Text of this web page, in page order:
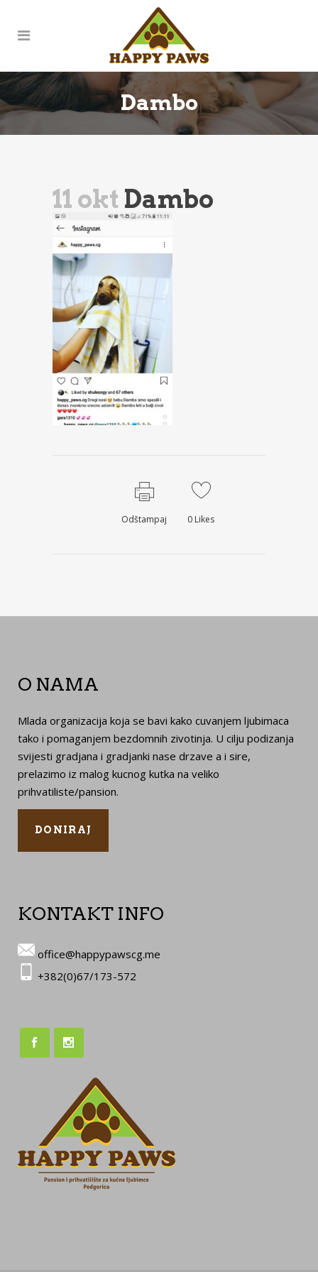
Dambo
11 okt Dambo
Odštampaj 0 Likes
O NAMA
Mlada organizacija koja se bavi kako cuvanjem ljubimaca
tako i pomaganjem bezdomnih zivotinja. U cilju podizanja
svijesti gradjana i gradjanki nase drzave a i sire,
prelazimo iz malog kucnog kutka na veliko
prihvatiliste/pansion.
DONIRAJ
KONTAKT INFO
office@happypawscg.me
+382(0)67/173-572